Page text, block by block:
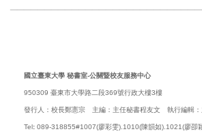
國立臺東大學 秘書室-公關暨校友服務中心
950309 臺東市大學路二段369號行政大樓3樓
發行人：校長鄭憲宗 主編：主任秘書程友文 執行編輯：
Tel : 089-318855#1007(廖彩雯).1010(陳韻如).1021(廖